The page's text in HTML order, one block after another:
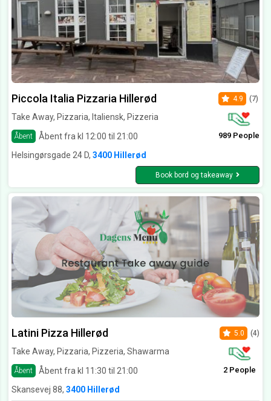
Piccola Italia Pizzaria Hillerød
Take Away, Pizzaria, Italiensk, Pizzeria
Åbent Åbent fra kl 12:00 til 21:00
4.9 (7)
989 People
Helsingørsgade 24 D, 3400 Hillerød
Book bord og takeaway
Latini Pizza Hillerød
Take Away, Pizzaria, Pizzeria, Shawarma
Åbent Åbent fra kl 11:30 til 21:00
5.0 (4)
2 People
Skansevej 88, 3400 Hillerød